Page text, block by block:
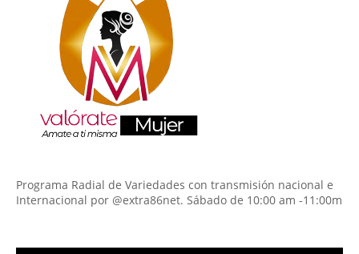
Programa Radial de Variedades con transmisión nacional e
Internacional por @extra86net. Sábado de 10:00 am -11:00m